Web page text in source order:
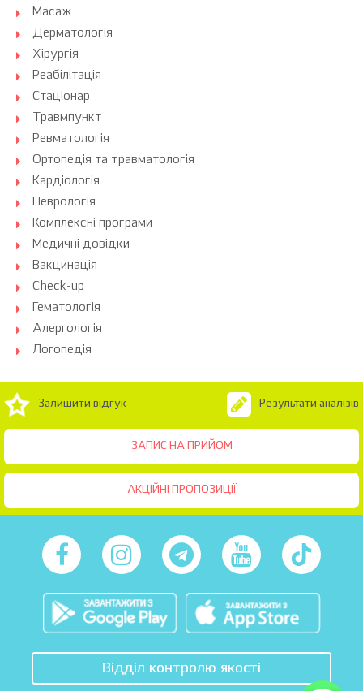
Масаж
Дерматологія
Хірургія
Реабілітація
Стаціонар
Травмпункт
Ревматологія
Ортопедія та травматологія
Кардіологія
Неврологія
Комплексні програми
Медичні довідки
Вакцинація
Check-up
Гематологія
Алергологія
Логопедія
ЗАПИС НА ПРИЙОМ
Залишити відгук Результати аналізів
АКЦІЙНІ ПРОПОЗИЦІЇ
Відділ контролю якості